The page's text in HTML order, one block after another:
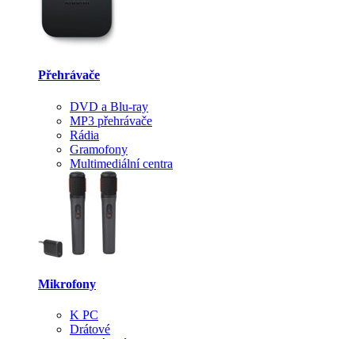
Přehrávače
DVD a Blu-ray
MP3 přehrávače
Rádia
Gramofony
Multimediální centra
Mikrofony
K PC
Drátové